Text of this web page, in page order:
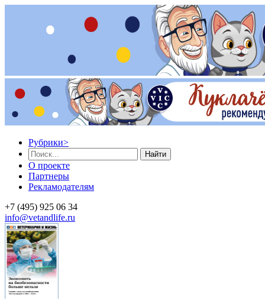
Рубрики>
Найти
О проекте
Партнеры
Рекламодателям
+7 (495) 925 06 34
info@vetandlife.ru